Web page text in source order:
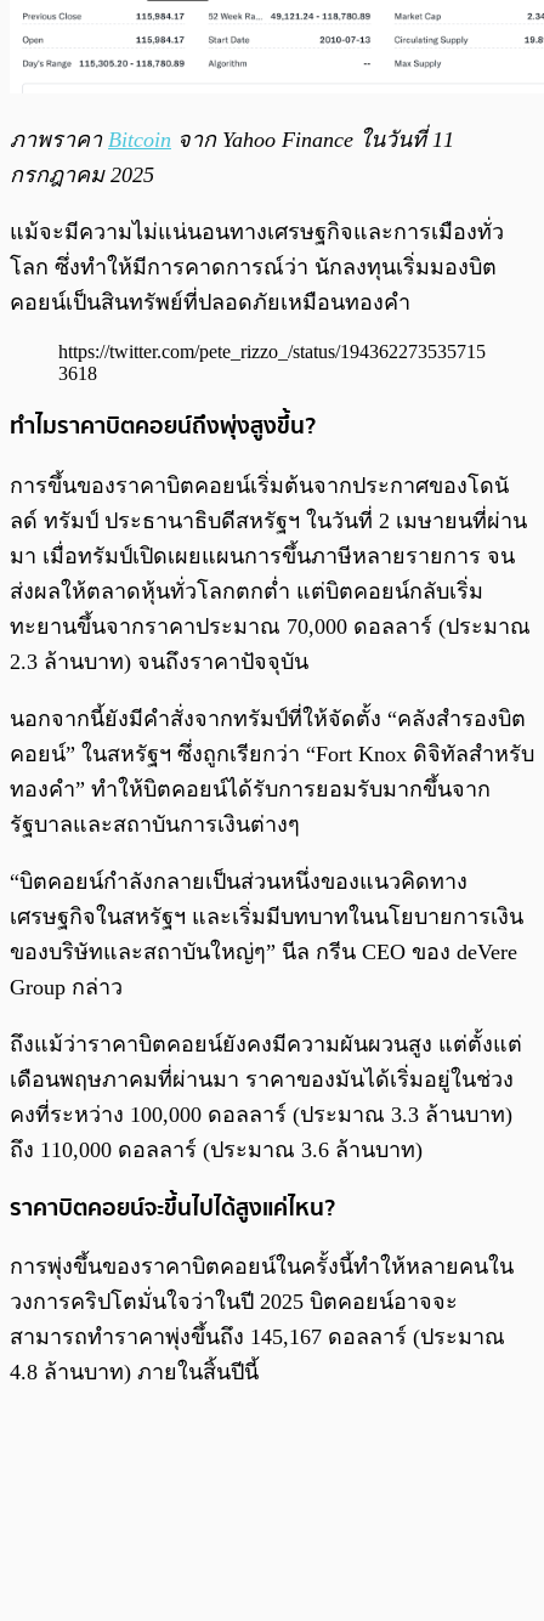
ภาพราคา Bitcoin จาก Yahoo Finance ในวันที่ 11
กรกฎาคม 2025
แม้จะมีความไม่แน่นอนทางเศรษฐกิจและการเมืองทั่ว
โลก ซึ่งทำให้มีการคาดการณ์ว่า นักลงทุนเริ่มมองบิต
คอยน์เป็นสินทรัพย์ที่ปลอดภัยเหมือนทองคำ
https://twitter.com/pete_rizzo_/status/194362273535715
3618
ทำไมราคาบิตคอยน์ถึงพุ่งสูงขึ้น?
การขึ้นของราคาบิตคอยน์เริ่มต้นจากประกาศของโดนั
ลด์ ทรัมป์ ประธานาธิบดีสหรัฐฯ ในวันที่ 2 เมษายนที่ผ่าน
มา เมื่อทรัมป์เปิดเผยแผนการขึ้นภาษีหลายรายการ จน
ส่งผลให้ตลาดหุ้นทั่วโลกตกต่ำ แต่บิตคอยน์กลับเริ่ม
ทะยานขึ้นจากราคาประมาณ 70,000 ดอลลาร์ (ประมาณ
2.3 ล้านบาท) จนถึงราคาปัจจุบัน
นอกจากนี้ยังมีคำสั่งจากทรัมป์ที่ให้จัดตั้ง “คลังสำรองบิต
คอยน์” ในสหรัฐฯ ซึ่งถูกเรียกว่า “Fort Knox ดิจิทัลสำหรับ
ทองคำ” ทำให้บิตคอยน์ได้รับการยอมรับมากขึ้นจาก
รัฐบาลและสถาบันการเงินต่างๆ
“บิตคอยน์กำลังกลายเป็นส่วนหนึ่งของแนวคิดทาง
เศรษฐกิจในสหรัฐฯ และเริ่มมีบทบาทในนโยบายการเงิน
ของบริษัทและสถาบันใหญ่ๆ” นีล กรีน CEO ของ deVere
Group กล่าว
ถึงแม้ว่าราคาบิตคอยน์ยังคงมีความผันผวนสูง แต่ตั้งแต่
เดือนพฤษภาคมที่ผ่านมา ราคาของมันได้เริ่มอยู่ในช่วง
คงที่ระหว่าง 100,000 ดอลลาร์ (ประมาณ 3.3 ล้านบาท)
ถึง 110,000 ดอลลาร์ (ประมาณ 3.6 ล้านบาท)
ราคาบิตคอยน์จะขึ้นไปได้สูงแค่ไหน?
การพุ่งขึ้นของราคาบิตคอยน์ในครั้งนี้ทำให้หลายคนใน
วงการคริปโตมั่นใจว่าในปี 2025 บิตคอยน์อาจจะ
สามารถทำราคาพุ่งขึ้นถึง 145,167 ดอลลาร์ (ประมาณ
4.8 ล้านบาท) ภายในสิ้นปีนี้